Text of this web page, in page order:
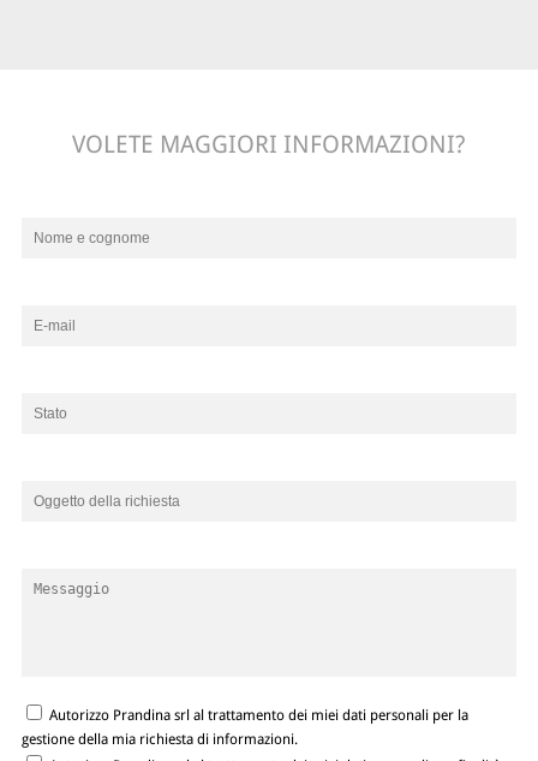
VOLETE MAGGIORI INFORMAZIONI?
Autorizzo Prandina srl al trattamento dei miei dati personali per la
gestione della mia richiesta di informazioni.